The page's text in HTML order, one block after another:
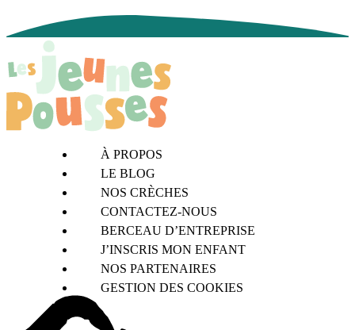
À PROPOS
LE BLOG
NOS CRÈCHES
CONTACTEZ-NOUS
BERCEAU D’ENTREPRISE
J’INSCRIS MON ENFANT
NOS PARTENAIRES
GESTION DES COOKIES